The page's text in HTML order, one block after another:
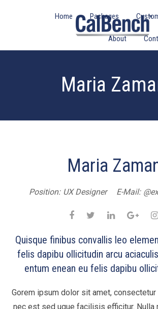
Home Packages
About
Maria
Maria
Position: UX Designer E-Mail:
Quisque finibus convallis leo
felis dapibu ollicitudin arcu
entum enean eu felis dapibu
Gorem ipsum dolor sit amet,
nec est sed ugue facilisis efficitur. Nulla